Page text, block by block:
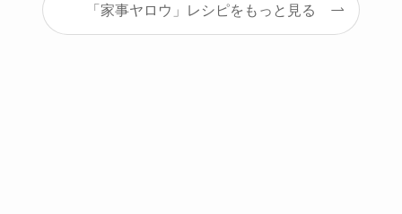
「家事ヤロウ」レシピをもっと見る